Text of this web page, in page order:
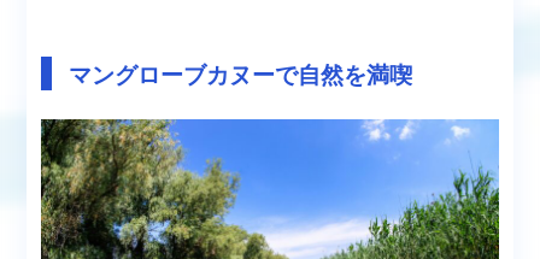
マングローブカヌーで自然を満喫